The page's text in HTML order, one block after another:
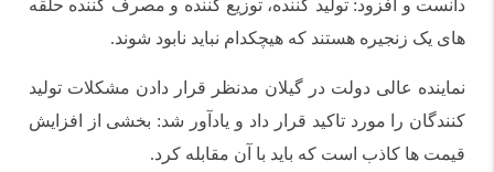
دانست و افزود: تولید کننده، توزیع کننده و مصرف کننده حلقه
های یک زنجیره هستند که هیچکدام نباید نابود شوند.
نماینده عالی دولت در گیلان مدنظر قرار دادن مشکلات تولید
کنندگان را مورد تاکید قرار داد و یادآور شد: بخشی از افزایش
قیمت ها کاذب است که باید با آن مقابله کرد.